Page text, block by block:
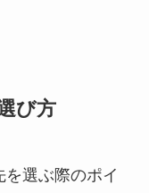
び方
選ぶ際のポイ